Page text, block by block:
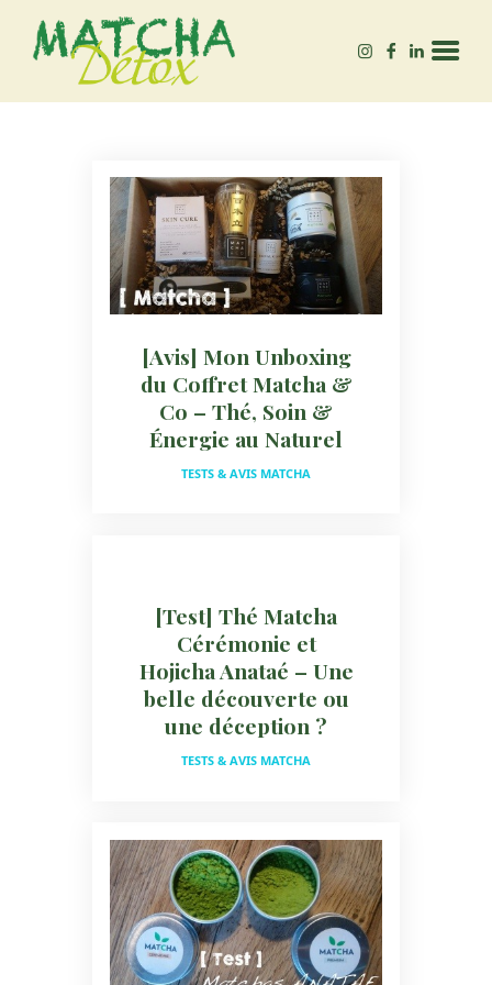
MATCHA-DÉTOX
QUEL MATCHA ACHETER
BLOG
[Avis] Mon Unboxing
du Coffret Matcha &
Co – Thé, Soin &
Énergie au Naturel
TESTS & AVIS MATCHA
[Test] Thé Matcha
Cérémonie et
Hojicha Anataé – Une
belle découverte ou
une déception ?
TESTS & AVIS MATCHA